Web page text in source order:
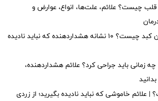
چیست؟ علائم، علت‌ها، انواع، عوارض و
اولین علائم سرطان کبد چیست؟ ۱۰ نشانه هشداردهنده که نباید نادیده
زمانی باید جراحی کرد؟ علائم هشداردهنده،
علائم خاموشی که نباید نادیده بگیرید؛ از زردی